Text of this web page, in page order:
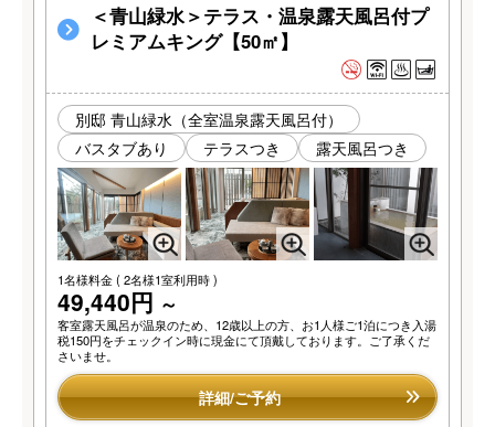
＜青山緑水＞テラス・温泉露天風呂付プ
レミアムキング【50㎡】
別邸 青山緑水（全室温泉露天風呂付）
バスタブあり
テラスつき 露天風呂つき
1名様料金( 2名様1室利用時 )
49,440円 ～
客室露天風呂が温泉のため、12歳以上の方、お1人様ご1泊につき入湯
税150円をチェックイン時に現金にて頂戴しております。ご了承くだ
さいませ。
詳細/ご予約